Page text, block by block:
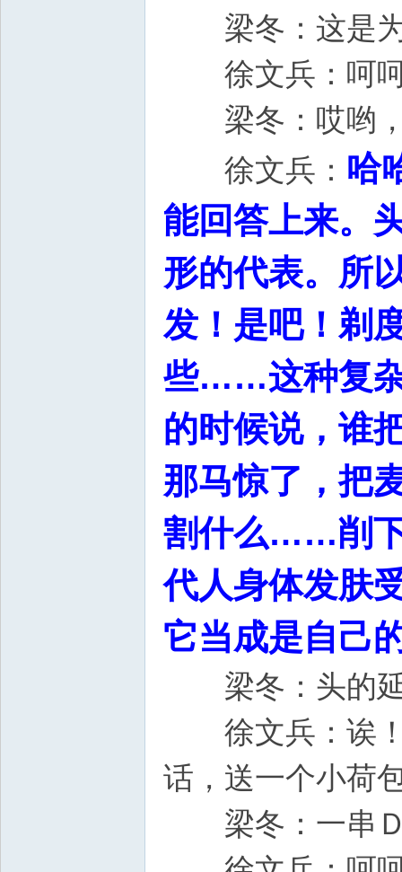
梁冬：这
徐文兵：
梁冬：哎哟
徐文兵： 哈
能回答上来。
形的代表。所
发！是吧！剃
些……这种复杂
的时候说，谁
那马惊了，把
割什么……削
代人身体发肤
它当成是自己
梁冬：头的
徐文兵：诶！
话，送一个小
梁冬：一